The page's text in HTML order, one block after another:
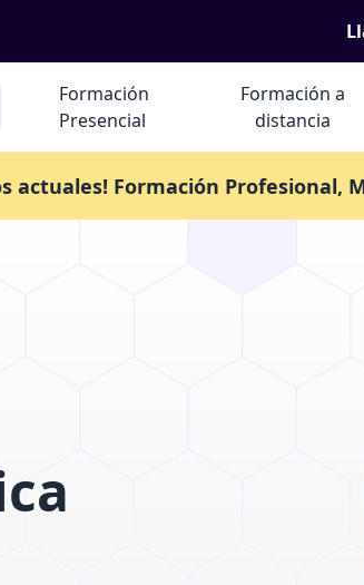
Formación
Presencial
Formación a
distancia
actuales! Formación Profesional,